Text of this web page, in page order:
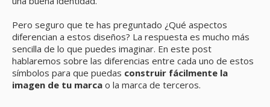
Pero seguro que te has preguntado ¿Qué aspectos
diferencian a estos diseños? La respuesta es mucho más
sencilla de lo que puedes imaginar. En este post
hablaremos sobre las diferencias entre cada uno de estos
símbolos para que puedas construir fácilmente la
imagen de tu marca o la marca de terceros.